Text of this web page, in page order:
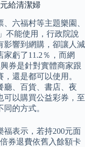
給清潔婦
六福村等主題樂園、
不能使用，行政院說
影響到網購，卻讓人減
虧了11.2％，而網
券是針對實體商家跟
還是都可以使用。
廳、百貨、書店、夜
可以購買公益彩券，至
的方式。
福表示，若持200元面
券退費依舊入餘額卡